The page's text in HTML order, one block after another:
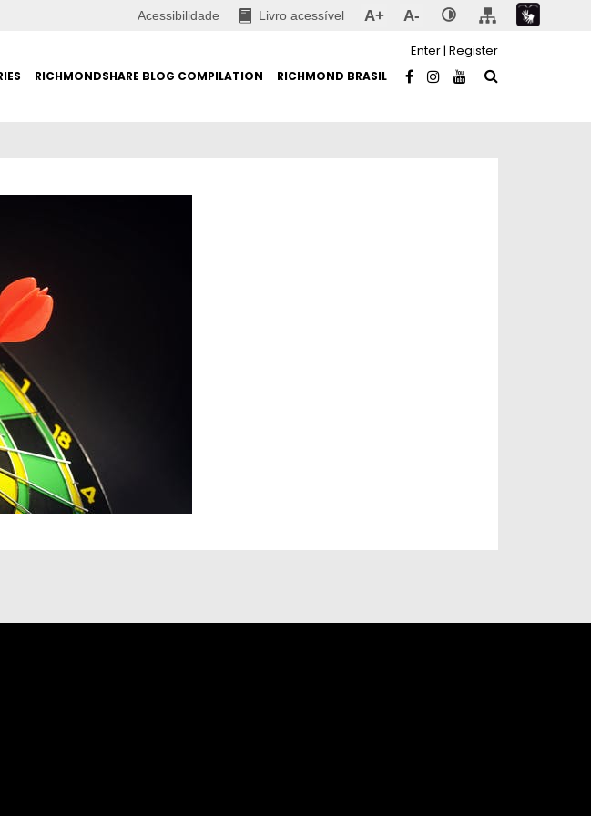
Acessibilidade Livro acessível A+ A-
RICHMONDSHARE BLOG COMPILATION RICHMOND BRASIL
Enter| Register